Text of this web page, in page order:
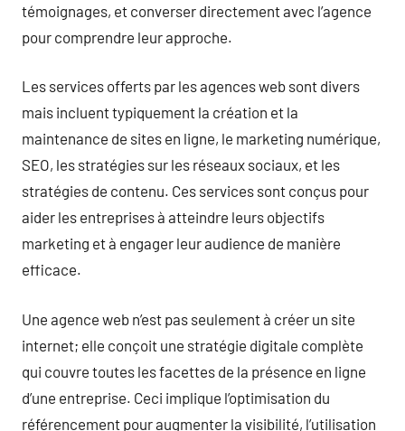
témoignages, et converser directement avec l’agence
pour comprendre leur approche.
Les services offerts par les agences web sont divers
mais incluent typiquement la création et la
maintenance de sites en ligne, le marketing numérique,
SEO, les stratégies sur les réseaux sociaux, et les
stratégies de contenu. Ces services sont conçus pour
aider les entreprises à atteindre leurs objectifs
marketing et à engager leur audience de manière
efficace.
Une agence web n’est pas seulement à créer un site
internet; elle conçoit une stratégie digitale complète
qui couvre toutes les facettes de la présence en ligne
d’une entreprise. Ceci implique l’optimisation du
référencement pour augmenter la visibilité, l’utilisation